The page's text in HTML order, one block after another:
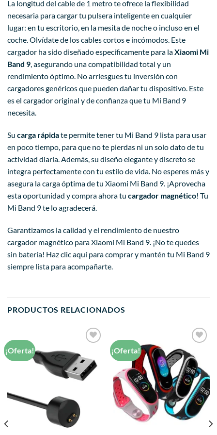
La longitud del cable de 1 metro te ofrece la flexibilidad
necesaria para cargar tu pulsera inteligente en cualquier
lugar: en tu escritorio, en la mesita de noche o incluso en el
coche. Olvídate de los cables cortos e incómodos. Este
cargador ha sido diseñado específicamente para laXiaomi Mi
Band 9, asegurando una compatibilidad total y un
rendimiento óptimo. No arriesgues tu inversión con
cargadores genéricos que pueden dañar tu dispositivo. Este
es el cargador original y de confianza que tu Mi Band 9
necesita.
Su carga rápidate permite tener tu Mi Band 9 lista para usar
en poco tiempo, para que no te pierdas ni un solo dato de tu
actividad diaria. Además, su diseño elegante y discreto se
integra perfectamente con tu estilo de vida. No esperes más y
asegura la carga óptima de tu Xiaomi Mi Band 9. ¡Aprovecha
esta oportunidad y compra ahora tu cargador magnético! Tu
Mi Band 9 te lo agradecerá.
Garantizamos la calidad y el rendimiento de nuestro
cargador magnético para Xiaomi Mi Band 9. ¡No te quedes
sin batería! Haz clic aquí para comprar y mantén tu Mi Band 9
siempre lista para acompañarte.
PRODUCTOS RELACIONADOS
¡Oferta!
lista de
deseos
¡Oferta!
a la
lista de
deseos